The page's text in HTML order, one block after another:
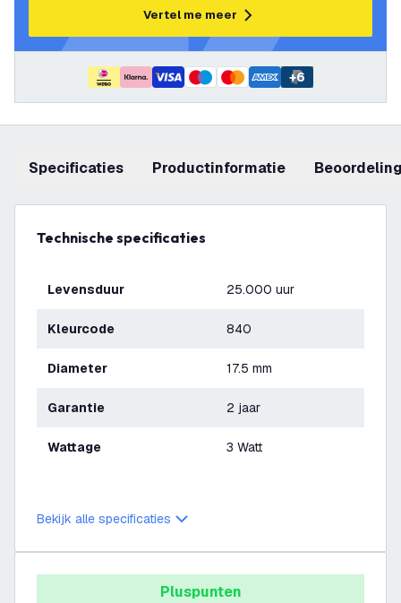
Vertel me meer
+6
Specificaties productinformatie
Technische specificaties
Levensduur 25.000 uur
Kleurcode 840
Diameter 17.5 mm
Garantie 2 jaar
Wattage 3 Watt
Bekijk alle specificaties
Pluspunten